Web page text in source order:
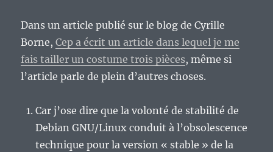
Dans un article publié sur le blog de Cyrille
Borne,Cep a écrit un article dans lequel je me
fais tailler un costume trois pièces, même si
l’article parle de plein d’autres choses.
Car j’ose dire que la volonté de stabilité de
Debian GNU/Linux conduit à l’obsolescence
technique pour la version « stable » de la